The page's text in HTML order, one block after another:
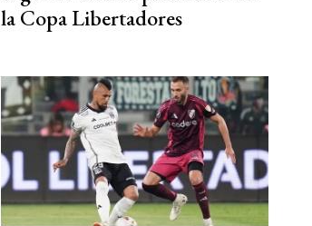
la Copa Libertadores